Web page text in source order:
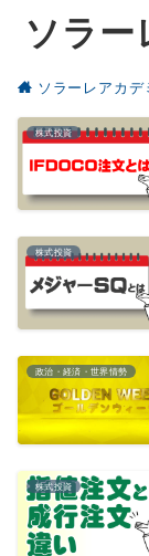
ソラー
ソラーレアカデ
株式投資
株式投資
政治・経済・世界情勢
株式投資